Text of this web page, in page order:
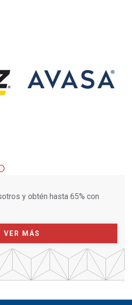
y obtén hasta 65% con
VER MÁS